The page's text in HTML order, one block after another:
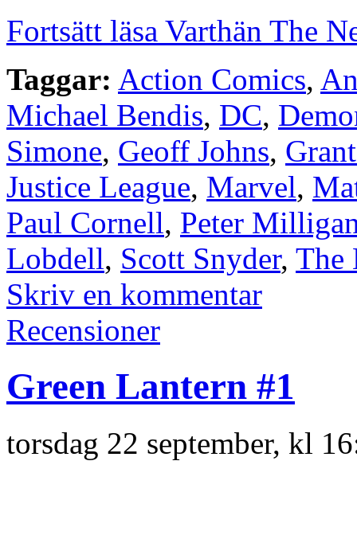
Fortsätt läsa Varthän The
Taggar: Action Comics,
Michael Bendis, DC,
Simone, Geoff Johns,
Justice League, Marvel,
Paul Cornell, Peter
Lobdell, Scott Snyder, The
Skriv en kommentar
Recensioner
Green Lantern #1
torsdag 22 september, kl